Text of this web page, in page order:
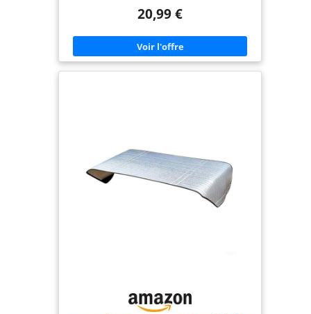
extérieure résiste à la neige, aux rayons UV, à la
rouille du boîtier extérieur du climatiseur,
contribuant ainsi à prolonger sa durée de vie
utile. La housse de climatisation extérieure est en
polyester, excellent pour réfléchir la lumière du
20,99 €